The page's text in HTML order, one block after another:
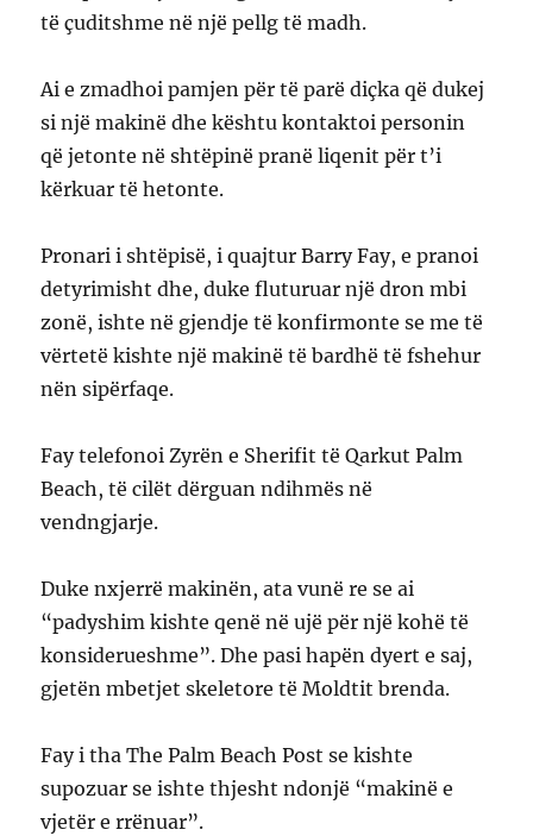
të çuditshme në një pellg të madh.
Ai e zmadhoi pamjen për të parë diçka që dukej
si një makinë dhe kështu kontaktoi personin
që jetonte në shtëpinë pranë liqenit për t’i
kërkuar të hetonte.
Pronari i shtëpisë, i quajtur Barry Fay, e pranoi
detyrimisht dhe, duke fluturuar një dron mbi
zonë, ishte në gjendje të konfirmonte se me të
vërtetë kishte një makinë të bardhë të fshehur
nën sipërfaqe.
Fay telefonoi Zyrën e Sherifit të Qarkut Palm
Beach, të cilët dërguan ndihmës në
vendngjarje.
Duke nxjerrë makinën, ata vunë re se ai
“padyshim kishte qenë në ujë për një kohë të
konsiderueshme”. Dhe pasi hapën dyert e saj,
gjetën mbetjet skeletore të Moldtit brenda.
Fay i tha The Palm Beach Post se kishte
supozuar se ishte thjesht ndonjë “makinë e
vjetër e rrënuar”.